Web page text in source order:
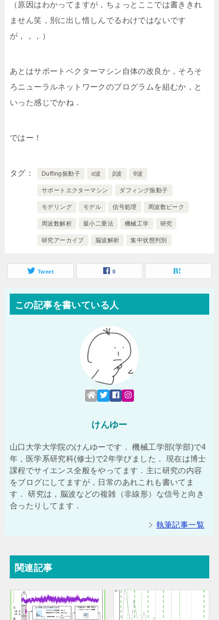
（原因はわかってますが，ちょっとここでは書ききれ
ません笑，別に出し惜しんでるわけではないです
が，，，）
あとはサポートベクターマシン自体の改良か，そろそ
ろニューラルネットワークのプログラムを組むか，と
いった感じでかね．
ではー！
タグ Duffing振動子 α波 β波 θ波
サポートエクターマシン ダフィング振動子
モデリング モデル 信号処理 周波数ピーク
周波数解析 最小二乗法 機械工学 研究
研究アーカイブ 脳波解析 集中状態判別
Tweet 0
この記事を書いている人
けんゆー
山口大学大学院のけんゆーです． 機械工学部(学部)で4
年，医学系研究科(修士)で2年学びました． 現在は博士
課程でサイエンス全般をやってます．主に研究の内容
をブログにしてますが，日常のあれこれも書いてま
す． 研究は，脳波などの複雑（非線形）な信号と向き
合ったりしてます．
執筆記事一覧
関連記事